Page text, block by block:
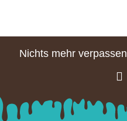
Nichts mehr